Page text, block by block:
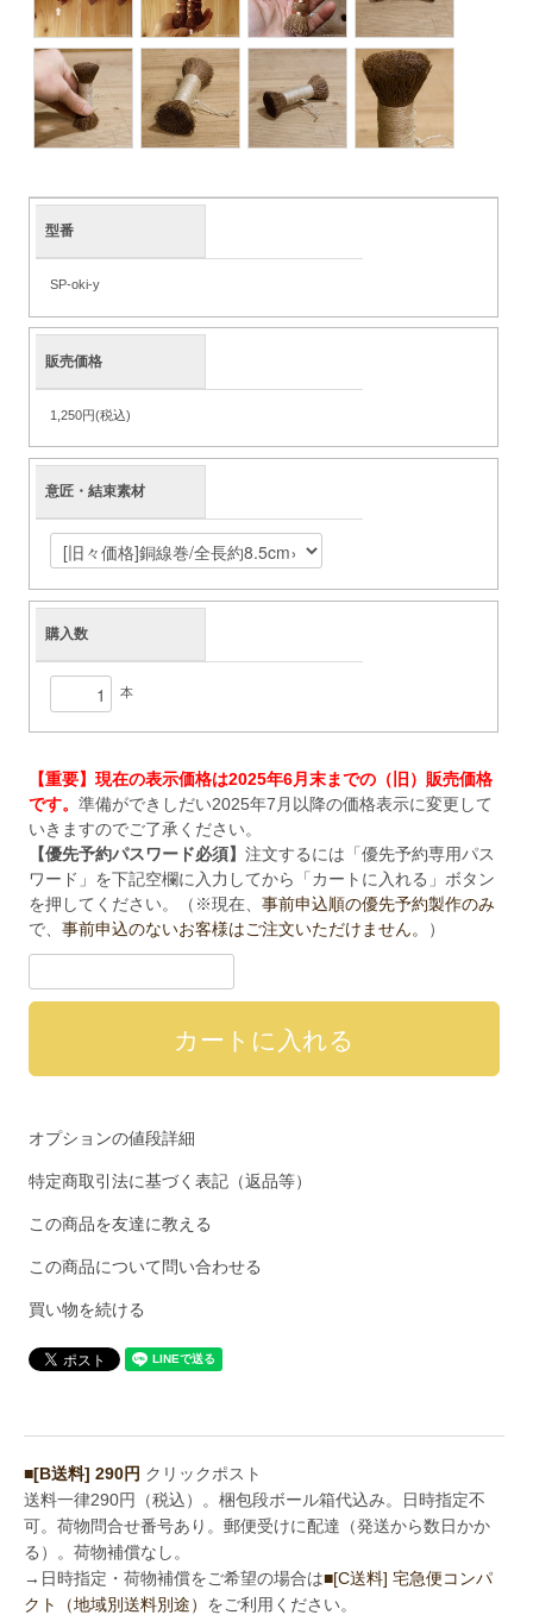
型番
SP-oki-y
販売価格
1,250円(税込)
意匠・結束素材
購入数
本
【重要】現在の表示価格は2025年6月末までの（旧）販売価格
です。準備ができしだい2025年7月以降の価格表示に変更して
いきますのでご了承ください。
【優先予約パスワード必須】注文するには「優先予約専用パス
ワード」を下記空欄に入力してから「カートに入れる」ボタン
を押してください。（※現在、事前申込順の優先予約製作のみ
で、事前申込のないお客様はご注文いただけません。 ）
オプションの値段詳細
特定商取引法に基づく表記（返品等）
この商品を友達に教える
この商品について問い合わせる
買い物を続ける
■[B送料] 290円 クリックポスト
送料一律290円（税込）。梱包段ボール箱代込み。日時指定不
可。荷物問合せ番号あり。郵便受けに配達（発送から数日かか
る）。荷物補償なし。
→日時指定・荷物補償をご希望の場合は■[C送料] 宅急便コンパ
クト（地域別送料別途） をご利用ください。